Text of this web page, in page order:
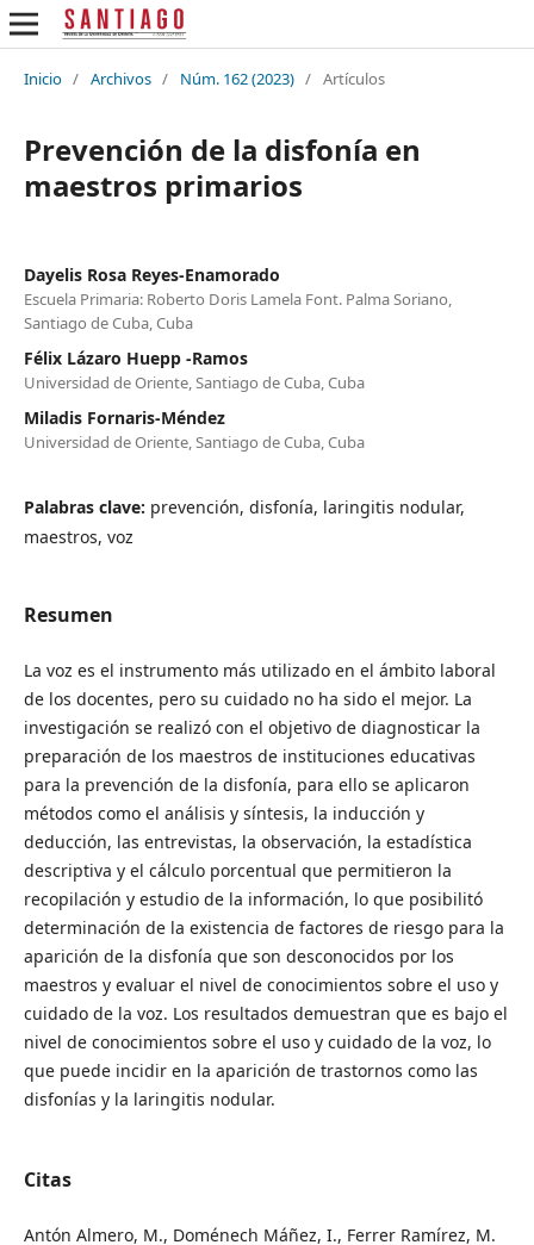
Inicio / Archivos / Núm. 162 (2023) / Artículos
Prevención de la disfonía en
maestros primarios
Dayelis Rosa Reyes-Enamorado
Escuela Primaria: Roberto Doris Lamela Font. Palma Soriano,
Santiago de Cuba, Cuba
Félix Lázaro Huepp -Ramos
Universidad de Oriente, Santiago de Cuba, Cuba
Miladis Fornaris-Méndez
Universidad de Oriente, Santiago de Cuba, Cuba
Palabras clave: prevención, disfonía, laringitis nodular,
maestros, voz
Resumen
La voz es el instrumento más utilizado en el ámbito laboral
de los docentes, pero su cuidado no ha sido el mejor. La
investigación se realizó con el objetivo de diagnosticar la
preparación de los maestros de instituciones educativas
para la prevención de la disfonía, para ello se aplicaron
métodos como el análisis y síntesis, la inducción y
deducción, las entrevistas, la observación, la estadística
descriptiva y el cálculo porcentual que permitieron la
recopilación y estudio de la información, lo que posibilitó
determinación de la existencia de factores de riesgo para la
aparición de la disfonía que son desconocidos por los
maestros y evaluar el nivel de conocimientos sobre el uso y
cuidado de la voz. Los resultados demuestran que es bajo el
nivel de conocimientos sobre el uso y cuidado de la voz, lo
que puede incidir en la aparición de trastornos como las
disfonías y la laringitis nodular.
Citas
Antón Almero, M., Doménech Máñez, I., Ferrer Ramírez, M.